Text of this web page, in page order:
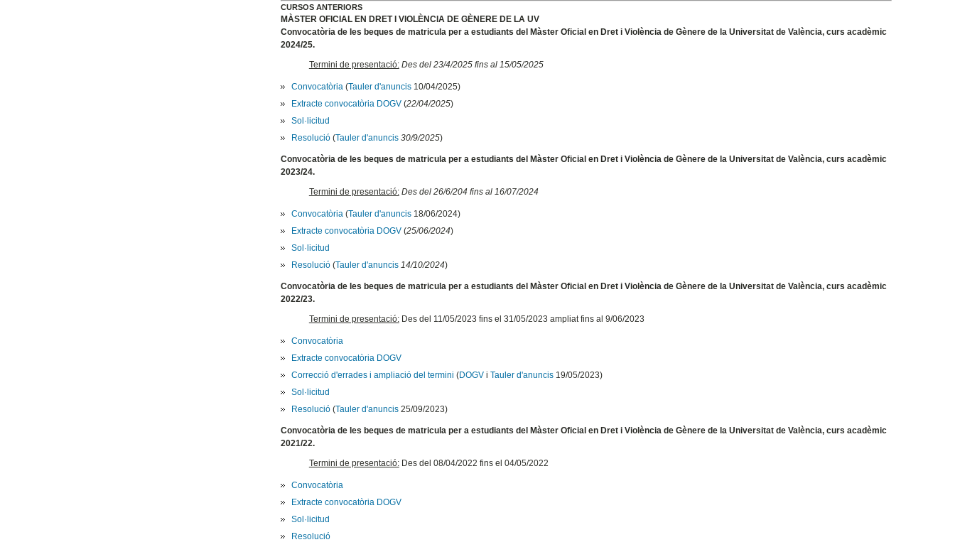
CURSOS ANTERIORS
MÀSTER OFICIAL EN DRET I VIOLÈNCIA DE GÈNERE DE LA UV
Convocatòria de les beques de matricula per a estudiants del Màster Oficial en Dret i Violència de Gènere de la Universitat de València, curs acadèmic
2024/25.
Termini de presentació: Des del 23/4/2025 fins al 15/05/2025
Convocatòria(Tauler d'anuncis10/04/2025)
Extracte convocatòria DOGV(22/04/2025)
Sol·licitud
Resolució (Tauler d'anuncis 30/9/2025)
Convocatòria de les beques de matricula per a estudiants del Màster Oficial en Dret i Violència de Gènere de la Universitat de València, curs acadèmic
2023/24.
Termini de presentació: Des del 26/6/204 fins al 16/07/2024
Convocatòria(Tauler d'anuncis18/06/2024)
Extracte convocatòria DOGV(25/06/2024)
Sol·licitud
Resolució (Tauler d'anuncis 14/10/2024)
Convocatòria de les beques de matricula per a estudiants del Màster Oficial en Dret i Violència de Gènere de la Universitat de València, curs acadèmic
2022/23.
Termini de presentació: Des del 11/05/2023 fins el 31/05/2023 ampliat fins al 9/06/2023
Convocatòria
Extracte convocatòria DOGV
Correcció d'errades i ampliació del termini (DOGVi Tauler d'anuncis19/05/2023)
Sol·licitud
Resolució(Tauler d'anuncis25/09/2023)
Convocatòria de les beques de matricula per a estudiants del Màster Oficial en Dret i Violència de Gènere de la Universitat de València, curs acadèmic
2021/22.
Termini de presentació: Des del 08/04/2022 fins el 04/05/2022
Convocatòria
Extracte convocatòria DOGV
Sol·licitud
Resolució